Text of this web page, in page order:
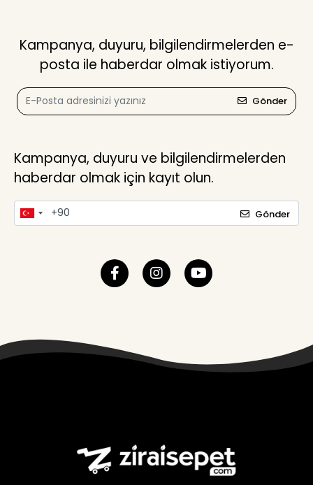
Kampanya, duyuru, bilgilendirmelerden e-
posta ile haberdar olmak istiyorum.
Gönder
Kampanya, duyuru ve bilgilendirmelerden
haberdar olmak için kayıt olun.
Gönder